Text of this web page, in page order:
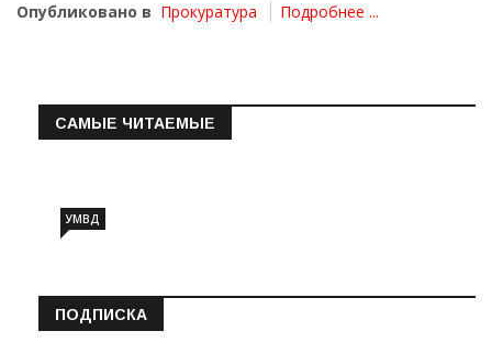
Опубликовано в Прокуратура Подробнее ...
САМЫЕ ЧИТАЕМЫЕ
УМВД
ПОДПИСКА